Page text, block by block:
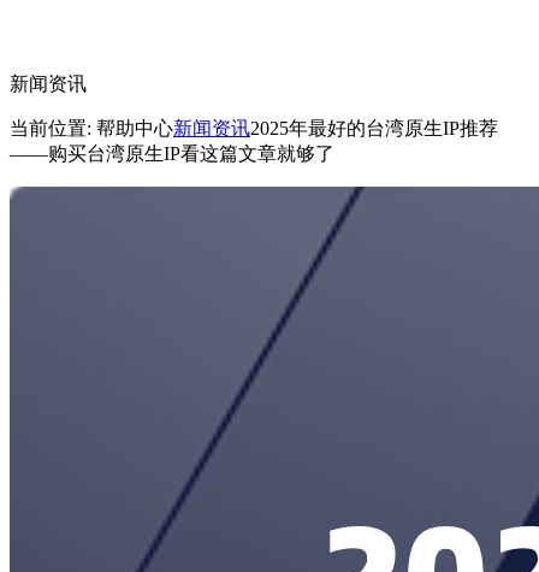
新闻资讯
当前位置: 帮助中心新闻资讯2025年最好的台湾原生IP推荐
——购买台湾原生IP看这篇文章就够了